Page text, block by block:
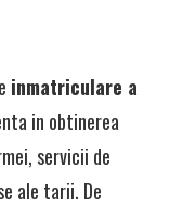
inmatriculare a
in obtinerea
servicii de
ale tarii. De